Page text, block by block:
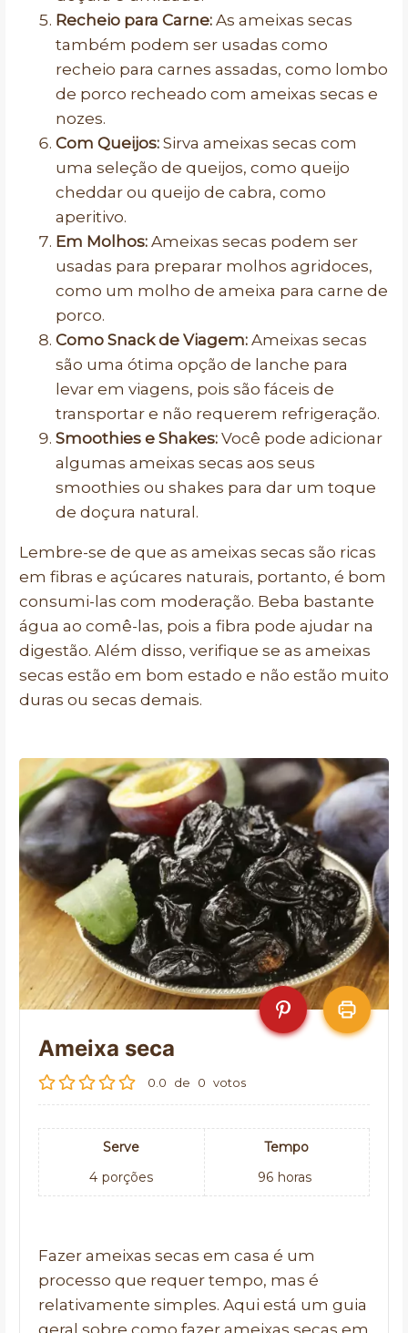
Recheio para Carne: As ameixas secas
também podem ser usadas como
recheio para carnes assadas, como lombo
de porco recheado com ameixas secas e
nozes.
Com Queijos: Sirva ameixas secas com
uma seleção de queijos, como queijo
cheddar ou queijo de cabra, como
aperitivo.
Em Molhos: Ameixas secas podem ser
usadas para preparar molhos agridoces,
como um molho de ameixa para carne de
porco.
Como Snack de Viagem: Ameixas secas
são uma ótima opção de lanche para
levar em viagens, pois são fáceis de
transportar e não requerem refrigeração.
Smoothies e Shakes: Você pode adicionar
algumas ameixas secas aos seus
smoothies ou shakes para dar um toque
de doçura natural.
Lembre-se de que as ameixas secas são ricas
em fibras e açúcares naturais, portanto, é bom
consumi-las com moderação. Beba bastante
água ao comê-las, pois a fibra pode ajudar na
digestão. Além disso, verifique se as ameixas
secas estão em bom estado e não estão muito
duras ou secas demais.
Ameixa seca
0.0 de 0 votos
Serve
4 porções
Tempo
96 horas
Fazer ameixas secas em casa é um
processo que requer tempo, mas é
relativamente simples. Aqui está um guia